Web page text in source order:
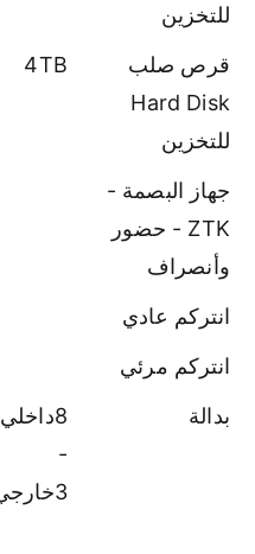
للتخزين
قرص صلب
Hard Disk
للتخزين
4TB
جهاز البصمة -
ZTK - حضور
وأنصراف
انتركم عادي
انتركم مرئي
بدالة
8داخلي
-
3خارجي